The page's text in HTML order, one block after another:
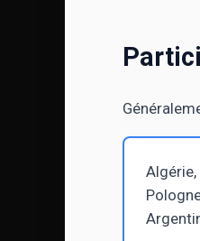
Algérie,